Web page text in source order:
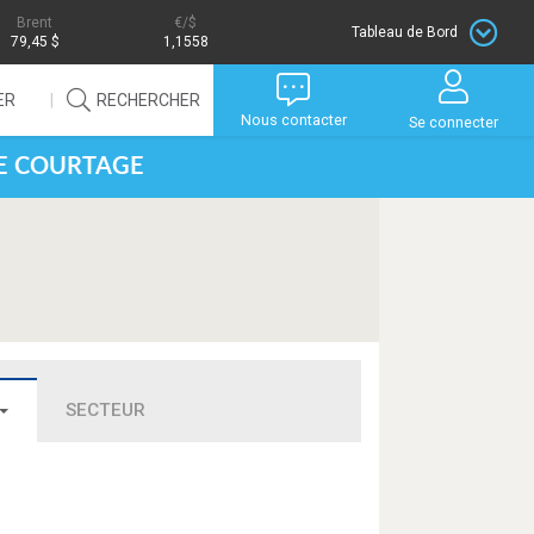
Brent
79,45 $
/$
1,1558
Tableau de Bord
RECHERCHER
Nous contacter Se connecter
COURTAGE
SECTEUR